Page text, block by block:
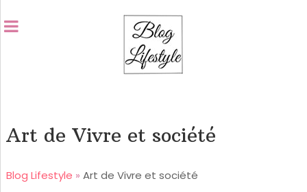
Art de Vivre et société
Blog Lifestyle » Art de Vivre et société